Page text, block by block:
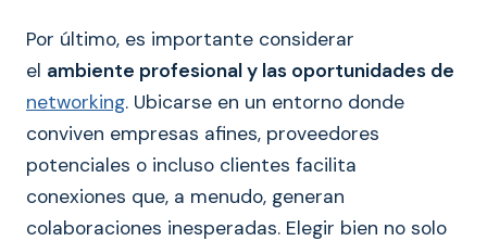
Por último, es importante considerar
el ambiente profesional y las oportunidades de
networking. Ubicarse en un entorno donde
conviven empresas afines, proveedores
potenciales o incluso clientes facilita
conexiones que, a menudo, generan
colaboraciones inesperadas. Elegir bien no solo